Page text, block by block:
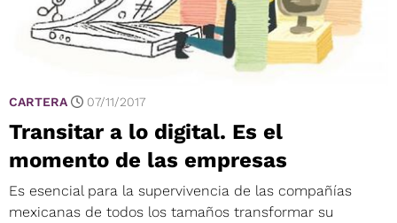
CARTERA 07/11/2017
Transitar a lo digital. Es el
momento de las empresas
Es esencial para la supervivencia de las compañías
mexicanas de todos los tamaños transformar su